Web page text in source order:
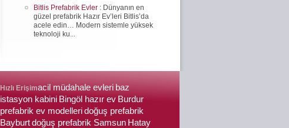
Bitlis Prefabrik Evler : Dünyanın en
güzel prefabrik Hazır Ev’leri Bitlis’da
acele edin… Modern sistemle yüksek
teknoloji ku...
Hızlı Erişimacil müdahale evleri baz
istasyon kabini Bingöl hazır ev Burdur
prefabrik ev modelleridoğuş prefabrik
Bayburtdoğuş prefabrik Samsun Hatay